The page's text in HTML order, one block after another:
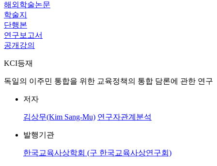
해외학술논문
학술지
단행본
연구보고서
공개강의
KCI등재
독일의 이주민 통합을 위한 교육정책의 통합 담론에 관한 연구
저자
김상무(Kim Sang-Mu) 연구자관계분석
발행기관
한국교육사상학회 (구 한국교육사상연구회)